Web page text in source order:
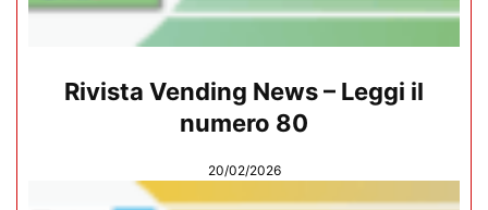
Rivista Vending News – Leggi il
numero 80
20/02/2026